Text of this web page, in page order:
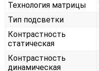
Технология матрицы
Тип подсветки
Контрастность
статическая
Контрастность
динамическая